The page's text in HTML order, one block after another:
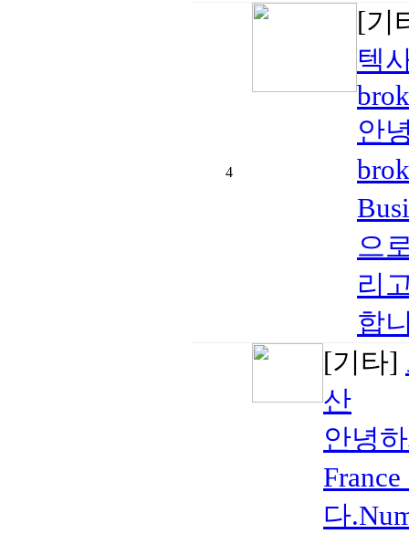
4
[기
텍
안
으
리
합
[기타]
산
안녕
다